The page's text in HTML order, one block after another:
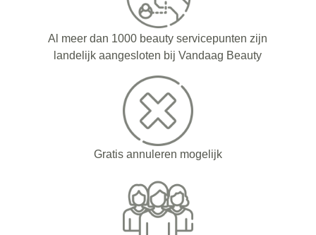
Al meer dan 1000 beauty servicepunten zijn
landelijk aangesloten bij Vandaag Beauty
Gratis annuleren mogelijk